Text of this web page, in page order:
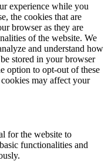
experience while you
the cookies that are
browser as they are
of the website. We
and understand how
stored in your browser
option to opt-out of these
may affect your
for the website to
functionalities and